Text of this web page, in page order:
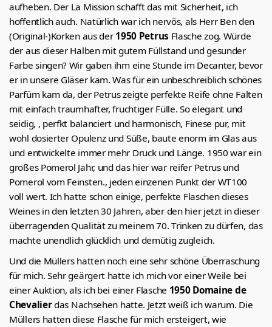
aufheben. Der La Mission schafft das mit Sicherheit, ich
hoffentlich auch. Natürlich war ich nervös, als Herr Ben den
(Original-)Korken aus der 1950 Petrus Flasche zog. Würde
der aus dieser Halben mit gutem Füllstand und gesunder
Farbe singen? Wir gaben ihm eine Stunde im Decanter, bevor
er in unsere Gläser kam. Was für ein unbeschreiblich schönes
Parfüm kam da, der Petrus zeigte perfekte Reife ohne Falten
mit einfach traumhafter, fruchtiger Fülle. So elegant und
seidig, , perfkt balanciert und harmonisch, Finese pur, mit
wohl dosierter Opulenz und Süße, baute enorm im Glas aus
und entwickelte immer mehr Druck und Länge. 1950 war ein
großes Pomerol Jahr, und das hier war reifer Petrus und
Pomerol vom Feinsten., jeden einzenen Punkt der WT100
voll wert. Ich hatte schon einige, perfekte Flaschen dieses
Weines in den letzten 30 Jahren, aber den hier jetzt in dieser
überragenden Qualität zu meinem 70. Trinken zu dürfen, das
machte unendlich glücklich und demütig zugleich.
Und die Müllers hatten noch eine sehr schöne Überraschung
für mich. Sehr geärgert hatte ich mich vor einer Weile bei
einer Auktion, als ich bei einer Flasche 1950 Domaine de
Chevalierdas Nachsehen hatte. Jetzt weiß ich warum. Die
Müllers hatten diese Flasche für mich ersteigert, wie